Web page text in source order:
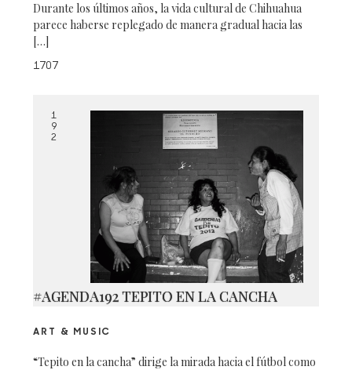
Durante los últimos años, la vida cultural de Chihuahua
parece haberse replegado de manera gradual hacia las
[…]
1707
1
9
2
#AGENDA192 TEPITO EN LA CANCHA
ART & MUSIC
“Tepito en la cancha” dirige la mirada hacia el fútbol como